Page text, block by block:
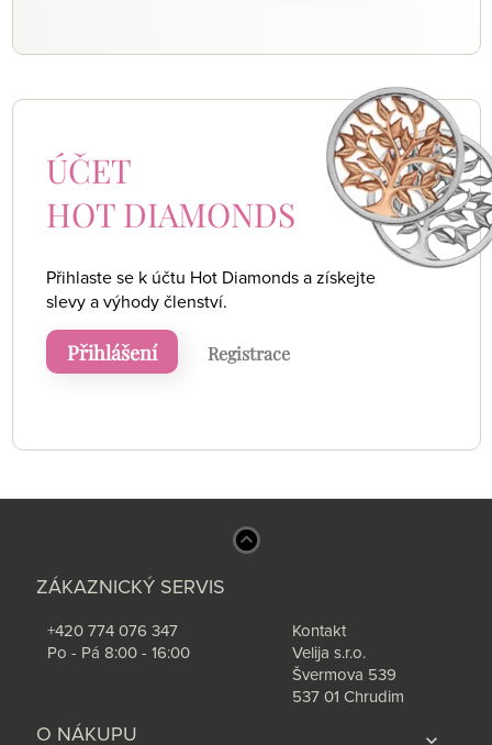
ÚČET
HOT DIAMONDS
Přihlaste se k účtu Hot Diamonds a získejte
slevy a výhody členství.
Přihlášení Registrace
ZÁKAZNICKÝ SERVIS
+420 774 076 347
Po - Pá 8:00 - 16:00
Kontakt
Velija s.r.o.
Švermova 539
537 01 Chrudim
expand_more
O NÁKUPU